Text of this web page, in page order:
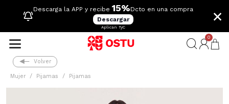
Descarga la APP y recibe 15%Dcto en una compra
Descargar
Aplican TyC
×
0
Volver
Mujer Pijamas Pijamas